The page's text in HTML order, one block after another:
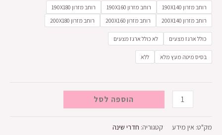
רוחב מזרון 190X140 רוחב מזרון 190X160
רוחב מזרון 190X180
רוחב מזרון 200X140
רוחב מזרון 200X160 רוחב מזרון 200X180
כולל ארגז מצעים לא כולל ארגז מצעים
בסיס מיטה מעץ מלא ללא
הוספה לסל
מק"ט: אין מידע קטגוריה: חדרי שינה